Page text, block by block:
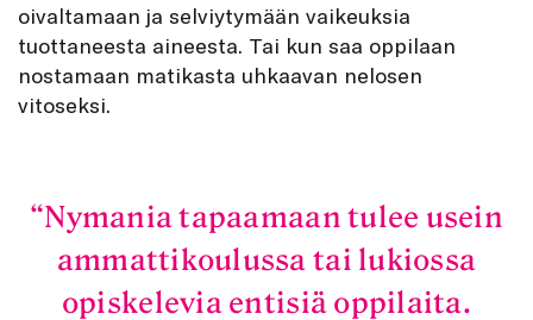
oivaltamaan ja selviytymään vaikeuksia
tuottaneesta aineesta. Tai kun saa oppilaan
nostamaan matikasta uhkaavan nelosen
vitoseksi.
Nymania tapaamaan tulee usein
ammattikoulussa tai lukiossa
opiskelevia entisiä oppilaita.